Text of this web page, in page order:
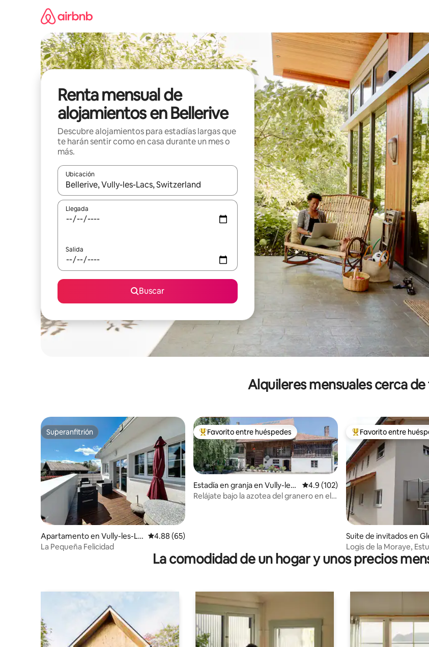
Renta mensual de
alojamientos en Bellerive
Descubre alojamientos para estadías largas que
te harán sentir como en casa durante un mes o
más.
Ubicación
Cuando los resultados estén disponibles, navega con las teclas de flecha hacia arriba y hacia abajo o explora
Llegada
Salida
Buscar
Alquileres mensuales cerca
Superanfitrión
Superanfitrión
Apartamento en Vully-les-La
cs
Calificación promedio: 4.88 de 5, 65 reseñas
4.88 (65)
La Pequeña Felicidad
Favorito entre huéspedes preferido
Favorito entre huéspedes
Estadía en granja en Vully-les-
Lacs
Calificación promedio: 4.9 de 5, 102
4.9 (102)
Relájate bajo la azotea del granero en el
Favorito entre
Favorito entre
Suite de invitados en
ens
Logis de la Moraye,
La comodidad de un hogar y unos precios